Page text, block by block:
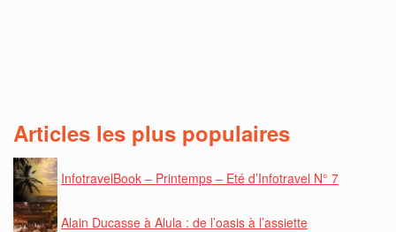
Articles les plus populaires
InfotravelBook – Printemps – Eté d’Infotravel N° 7
Alain Ducasse à Alula : de l’oasis à l’assiette